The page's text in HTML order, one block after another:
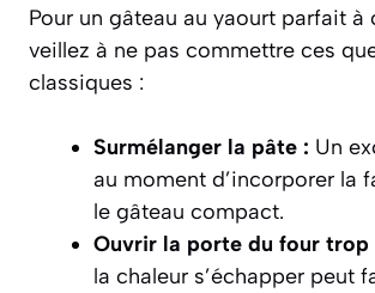
Pour un gâteau au yaourt parfait à
veillez à ne pas commettre ces
classiques :
Surmélanger la pâte : Un
au moment d’incorporer la
le gâteau compact.
Ouvrir la porte du four
la chaleur s’échapper peut